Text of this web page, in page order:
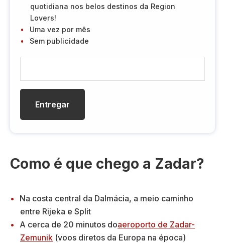
quotidiana nos belos destinos da Region
Lovers!
Uma vez por mês
Sem publicidade
r
l
t
ó
n
Como é que chego a Zadar?
Na costa central da Dalmácia, a meio caminho
entre Rijeka e Split
A cerca de 20 minutos doaeroporto de Zadar-
Zemunik (voos diretos da Europa na época)